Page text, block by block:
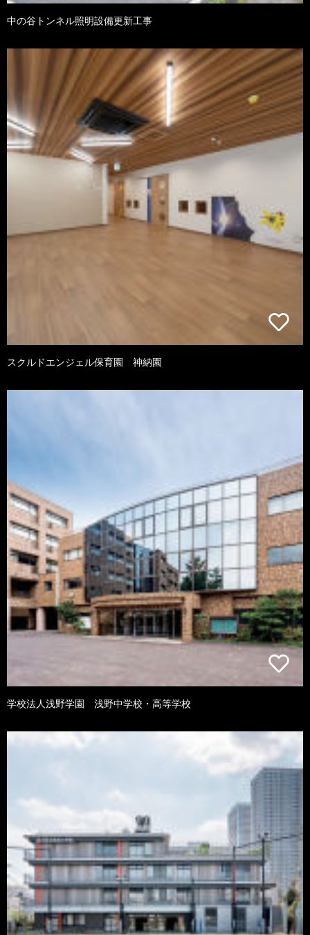
中の谷トンネル照明設備更新工事
スクルドエンジェル保育園 神納園
学校法人浅野学園 浅野中学校・高等学校